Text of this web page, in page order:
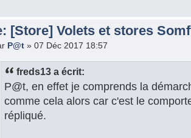
[Store] Volets et stores
P@t » 07 Déc 2017 18:57
freds13 a écrit:
P@t, en effet je comprends la
comme cela alors car c'est le
répliqué.